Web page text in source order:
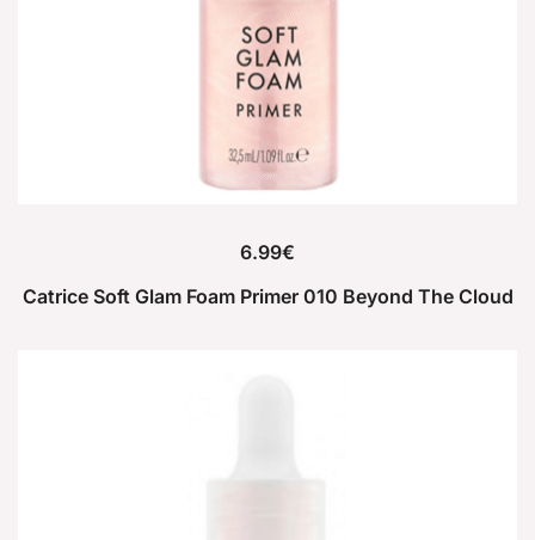
6.99€
Catrice Soft Glam Foam Primer 010 Beyond The Cloud